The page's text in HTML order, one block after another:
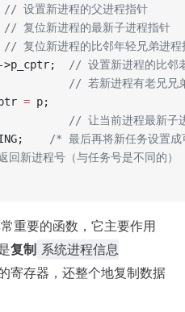
// 设置新进程的父进程指针
复位新进程的最新子进程指针
复位新进程的比邻年轻兄弟进程
// 设置新进程的比邻
// 若新进程有老兄兄
= p;
// 让当前进程最新子
/* 最后再将新任务设置
新进程号（与任务号是不同的）
重要的函数，它主要作用
复制 系统进程信息
寄存器，还整个地复制数据